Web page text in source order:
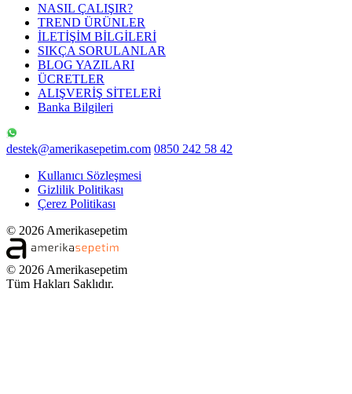
NASIL ÇALIŞIR?
TREND ÜRÜNLER
İLETİŞİM BİLGİLERİ
SIKÇA SORULANLAR
BLOG YAZILARI
ÜCRETLER
ALIŞVERİŞ SİTELERİ
Banka Bilgileri
destek@amerikasepetim.com 0850 242 58 42
Kullanıcı Sözleşmesi
Gizlilik Politikası
Çerez Politikası
© 2026 Amerikasepetim
© 2026 Amerikasepetim
Tüm Hakları Saklıdır.